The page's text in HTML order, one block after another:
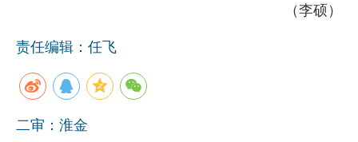
（李硕）
责任编辑：任飞
二审：淮金